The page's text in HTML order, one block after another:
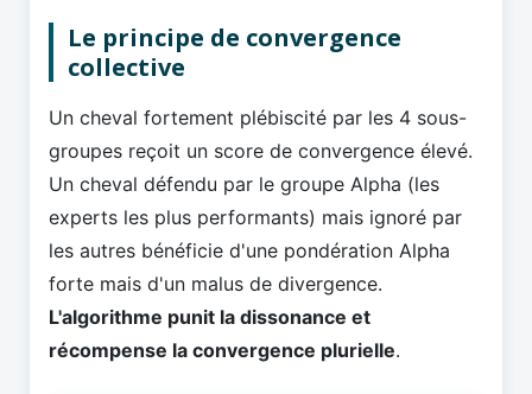
Le principe de convergence
collective
Un cheval fortement plébiscité par les 4 sous-
groupes reçoit un score de convergence élevé.
Un cheval défendu par le groupe Alpha (les
experts les plus performants) mais ignoré par
les autres bénéficie d'une pondération Alpha
forte mais d'un malus de divergence.
L'algorithme punit la dissonance et
récompense la convergence plurielle.